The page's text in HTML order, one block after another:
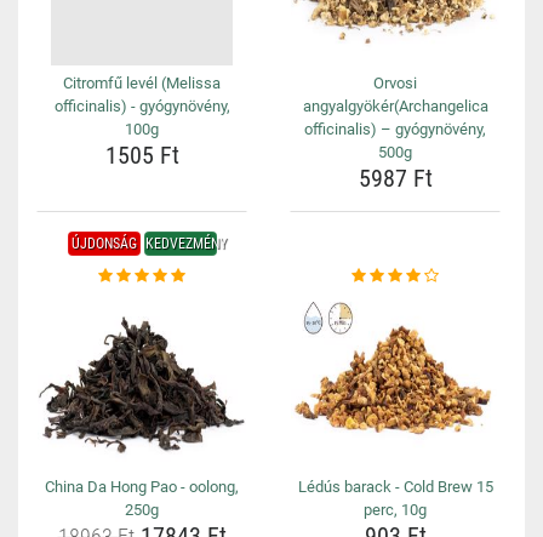
Citromfű levél (Melissa
officinalis) - gyógynövény,
100g
1505 Ft
Orvosi
angyalgyökér(Archangelica
officinalis) – gyógynövény,
500g
5987 Ft
ÚJDONSÁG KEDVEZMÉNY
China Da Hong Pao - oolong,
250g
Lédús barack - Cold Brew 15
perc, 10g